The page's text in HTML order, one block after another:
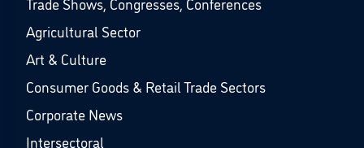
Agricultural Sector
Art & Culture
Consumer Goods & Retail Trade Sectors
Corporate News
Intersectoral